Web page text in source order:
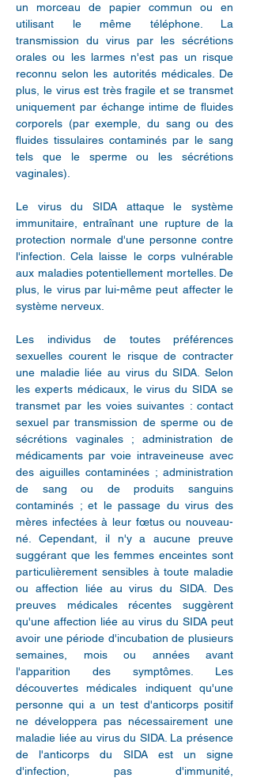
un morceau de papier commun ou en
utilisant le même téléphone. La
transmission du virus par les sécrétions
orales ou les larmes n'est pas un risque
reconnu selon les autorités médicales. De
plus, le virus est très fragile et se transmet
uniquement par échange intime de fluides
corporels (par exemple, du sang ou des
fluides tissulaires contaminés par le sang
tels que le sperme ou les sécrétions
vaginales).
Le virus du SIDA attaque le système
immunitaire, entraînant une rupture de la
protection normale d'une personne contre
l'infection. Cela laisse le corps vulnérable
aux maladies potentiellement mortelles. De
plus, le virus par lui-même peut affecter le
système nerveux.
Les individus de toutes préférences
sexuelles courent le risque de contracter
une maladie liée au virus du SIDA. Selon
les experts médicaux, le virus du SIDA se
transmet par les voies suivantes : contact
sexuel par transmission de sperme ou de
sécrétions vaginales ; administration de
médicaments par voie intraveineuse avec
des aiguilles contaminées ; administration
de sang ou de produits sanguins
contaminés ; et le passage du virus des
mères infectées à leur fœtus ou nouveau-
né. Cependant, il n'y a aucune preuve
suggérant que les femmes enceintes sont
particulièrement sensibles à toute maladie
ou affection liée au virus du SIDA. Des
preuves médicales récentes suggèrent
qu'une affection liée au virus du SIDA peut
avoir une période d'incubation de plusieurs
semaines, mois ou années avant
l'apparition des symptômes. Les
découvertes médicales indiquent qu'une
personne qui a un test d'anticorps positif
ne développera pas nécessairement une
maladie liée au virus du SIDA. La présence
de l'anticorps du SIDA est un signe
d'infection, pas d'immunité,